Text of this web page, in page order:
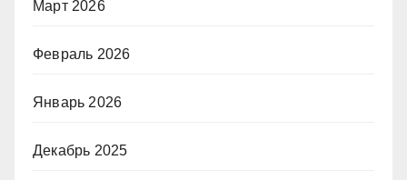
Март 2026
Февраль 2026
Январь 2026
Декабрь 2025